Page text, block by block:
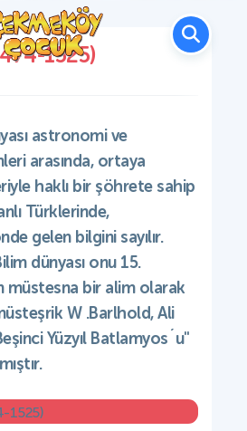
1525)
astronomi ve
arasında, ortaya
haklı bir şöhrete sahip
Türklerinde,
gelen bilgini sayılır.
dünyası onu 15.
müstesna bir alim olarak
W .Barlhold, Ali
Yüzyıl Batlamyos´u"